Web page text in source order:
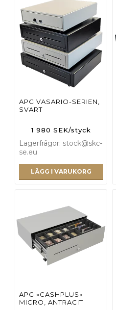
APG VASARIO-SERIEN,
SVART
1 980 SEK/styck
Lagerfrågor: stock@skc-
se.eu
LÄGG I VARUKORG
APG »CASHPLUS«
MICRO, ANTRACIT